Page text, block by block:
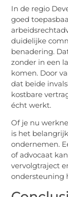
In de regio
goed
duidelijke
benadering.
zonder in een
komen. Door
dat beide
kostbare
écht werkt.
Of je nu
is het
ondernemen.
of advocaat
vervolgtraject
ondersteuning